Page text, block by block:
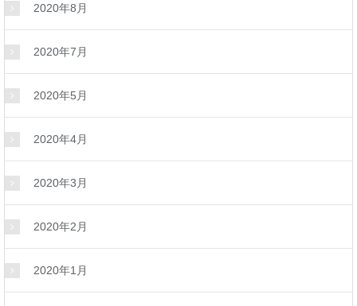
2020年8月
2020年7月
2020年5月
2020年4月
2020年3月
2020年2月
2020年1月